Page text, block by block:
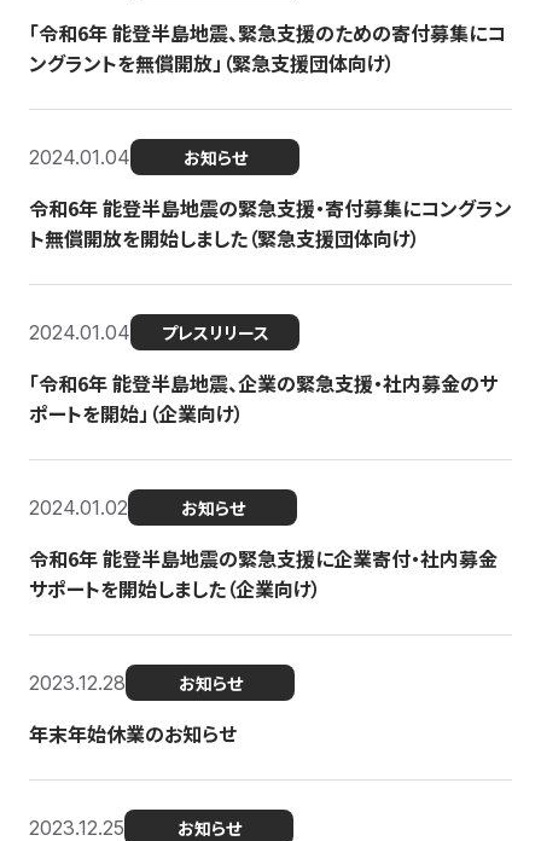
「令和6年 能登半島地震、緊急支援のための寄付募集にコ
ングラントを無償開放」（緊急支援団体向け）
2024.01.04 お知らせ
令和6年 能登半島地震の緊急支援・寄付募集にコングラン
ト無償開放を開始しました（緊急支援団体向け）
2024.01.04 プレスリリース
「令和6年 能登半島地震、企業の緊急支援・社内募金のサ
ポートを開始」（企業向け）
2024.01.02 お知らせ
令和6年 能登半島地震の緊急支援に企業寄付・社内募金
サポートを開始しました（企業向け）
2023.12.28 お知らせ
年末年始休業のお知らせ
2023.12.25 お知らせ